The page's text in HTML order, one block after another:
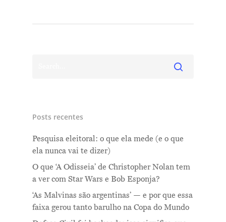
Posts recentes
Pesquisa eleitoral: o que ela mede (e o que
ela nunca vai te dizer)
O que ‘A Odisseia’ de Christopher Nolan tem
a ver com Star Wars e Bob Esponja?
‘As Malvinas são argentinas’ — e por que essa
faixa gerou tanto barulho na Copa do Mundo